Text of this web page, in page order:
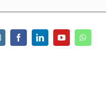
InstagramFacebookLinkedInYouTube